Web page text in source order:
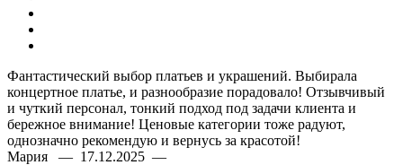
Фантастический выбор платьев и украшений. Выбирала
концертное платье, и разнообразие порадовало! Отзывчивый
и чуткий персонал, тонкий подход под задачи клиента и
бережное внимание! Ценовые категории тоже радуют,
однозначно рекомендую и вернусь за красотой!
Мария — 17.12.2025 —